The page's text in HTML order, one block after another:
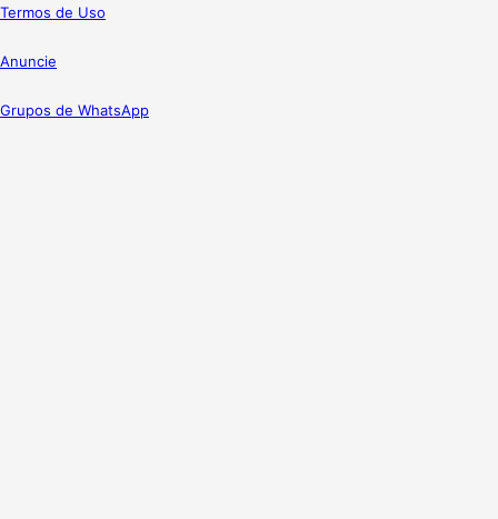
Termos de Uso
Anuncie
Grupos de WhatsApp